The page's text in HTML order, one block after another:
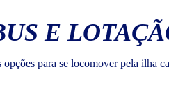
E
para se locomover pela ilha